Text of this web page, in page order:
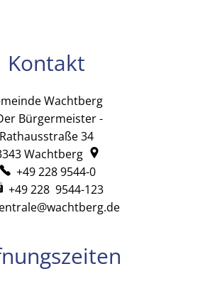
Kontakt
Wachtberg
Bürgermeister -
Rathausstraße 34
Wachtberg
+49 228 9544-0
+49 228 9544-123